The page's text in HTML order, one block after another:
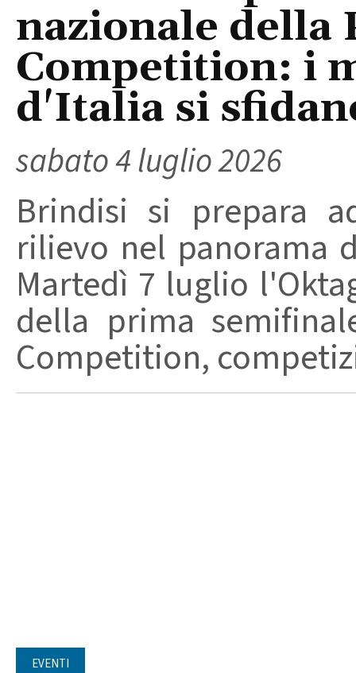
nazionale della
Competition: i
d'Italia si
sabato 4 luglio 2026
Brindisi si prepara
rilievo nel panorama
Martedì 7 luglio
della prima
Competition,
EVENTI